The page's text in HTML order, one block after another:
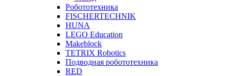
Робототехника
FISCHERTECHNIK
HUNA
LEGO Education
Makeblock
TETRIX Robotics
Подводная робототехника
RED